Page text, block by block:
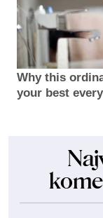
Why this
your best